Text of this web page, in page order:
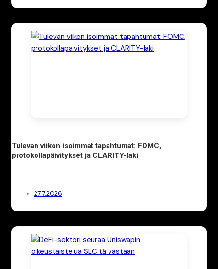
Tulevan viikon isoimmat tapahtumat: FOMC,
protokollapäivitykset ja CLARITY-laki
27.7.2026